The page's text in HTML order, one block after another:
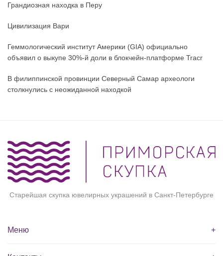
Грандиозная находка в Перу
Цивилизация Вари
Геммологический институт Америки (GIA) официально
объявил о выкупе 30%-й доли в блокчейн-платформе Tracr
В филиппинской провинции Северный Самар археологи
столкнулись с неожиданной находкой
Старейшая скупка ювелирных украшений в Санкт-Петербурге
Меню +